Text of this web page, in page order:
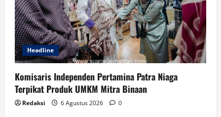
Headline
Komisaris Independen Pertamina Patra Niaga
Terpikat Produk UMKM Mitra Binaan
Redaksi 6 Agustus 2026 0